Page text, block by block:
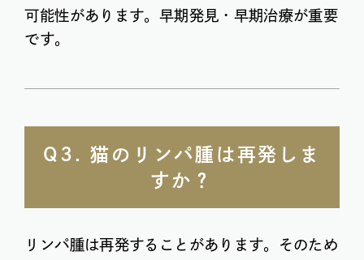
可能性があります。早期発見・早期治療が重要
です。
Q3. 猫のリンパ腫は再発しま
すか？
リンパ腫は再発することがあります。そのため